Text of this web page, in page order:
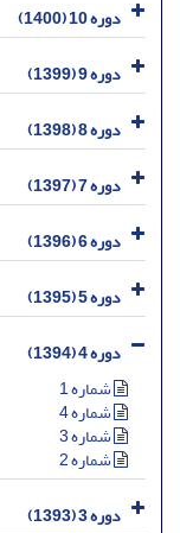
دوره 10 (1400)
دوره 9 (1399)
دوره 8 (1398)
دوره 7 (1397)
دوره 6 (1396)
دوره 5 (1395)
دوره 4 (1394)
شماره 1
شماره 4
شماره 3
شماره 2
دوره 3 (1393)